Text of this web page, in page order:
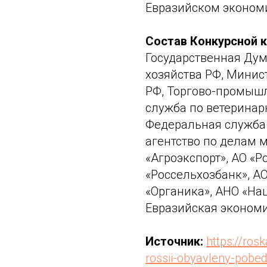
Евразийском
Состав Конкурсной
Государственная
хозяйства РФ,
РФ, Торгово-
служба по
Федеральная
агентство по делам
«Агроэкспорт», АО
«Россельхозбанк»,
«Органика», АНО
Евразийская
Источник: https://
rossii-obyavleny-